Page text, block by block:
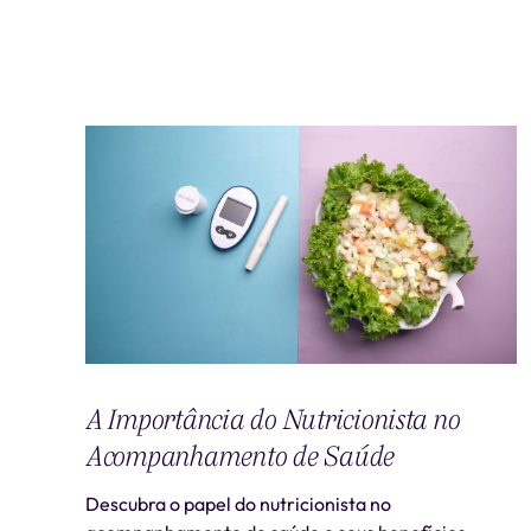
A Importância do Nutricionista no
Acompanhamento de Saúde
Descubra o papel do nutricionista no